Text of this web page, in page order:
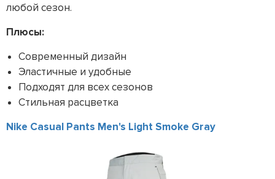
любой сезон.
Плюсы:
Современный дизайн
Эластичные и удобные
Подходят для всех сезонов
Стильная расцветка
Nike Casual Pants Men's Light Smoke Gray